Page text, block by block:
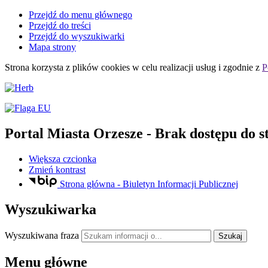
Przejdź do menu głównego
Przejdź do treści
Przejdź do wyszukiwarki
Mapa strony
Strona korzysta z plików cookies w celu realizacji usług i zgodnie z
Portal Miasta Orzesze - Brak dostępu do
Większa czcionka
Zmień kontrast
Strona główna - Biuletyn Informacji Publicznej
Wyszukiwarka
Wyszukiwana fraza Szukaj
Menu główne